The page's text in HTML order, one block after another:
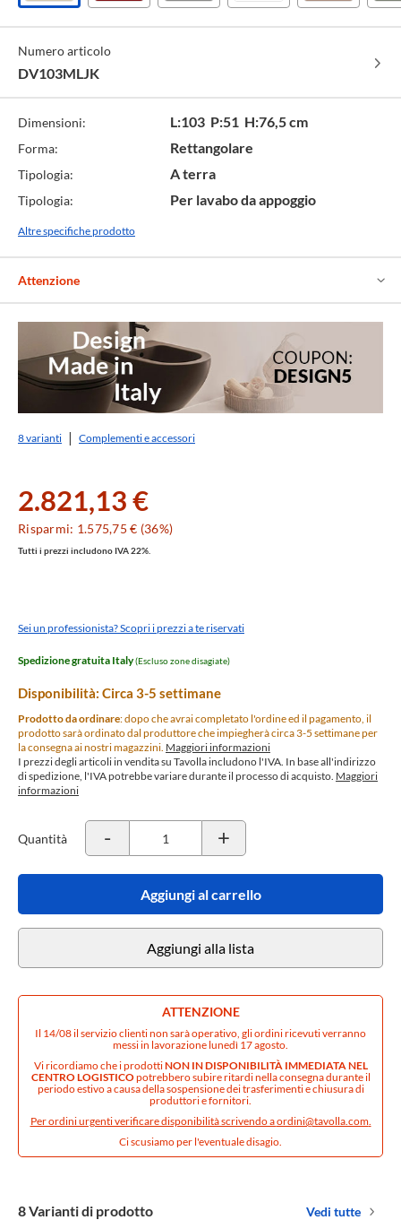
Juta
opaco
cod.
JK
Bordeaux
opaco
Grey
-
Bianco
-
Cipria
-
Numero articolo
DV103MLJK
Dimensioni: L:103 P:51 H:76,5 cm
Forma: Rettangolare
Tipologia: A terra
Tipologia: Per lavabo da appoggio
Altre specifiche prodotto
Attenzione
8 varianti Complementi e accessori
2.821,13 €
Risparmi: 1.575,75 € (36%)
Tutti i prezzi includono IVA 22%.
Sei un professionista? Scopri i prezzi a te riservati
Spedizione gratuita Italy(Escluso zone disagiate)
Disponibilità: Circa 3-5 settimane
Prodotto da ordinare: dopo che avrai completato l'ordine ed il pagamento, il
prodotto sarà ordinato dal produttore che impiegherà circa 3-5 settimane per
la consegna ai nostri magazzini. Maggiori informazioni
I prezzi degli articoli in vendita su Tavolla includono l'IVA. In base all'indirizzo
di spedizione, l'IVA potrebbe variare durante il processo di acquisto. Maggiori
informazioni
Quantità - +
Aggiungi al carrello
Aggiungi alla lista
ATTENZIONE
Il 14/08 il servizio clienti non sarà operativo, gli ordini ricevuti verranno
messi in lavorazione lunedì 17 agosto.
Vi ricordiamo che i prodottiNON IN DISPONIBILITÀ IMMEDIATA NEL
CENTRO LOGISTICOpotrebbero subire ritardi nella consegna durante il
periodo estivo a causa della sospensione dei trasferimenti e chiusura di
produttori e fornitori.
Per ordini urgenti verificare disponibilità scrivendo aordini@tavolla.com.
Ci scusiamo per l'eventuale disagio.
8 Varianti di prodotto Vedi tutte